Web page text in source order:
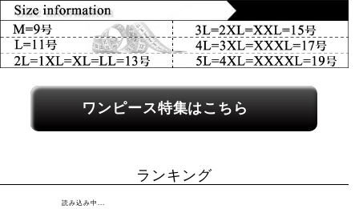
関連カテゴリーへのリンク
ワンピース特集はこちら
ランキング
読み込み中...